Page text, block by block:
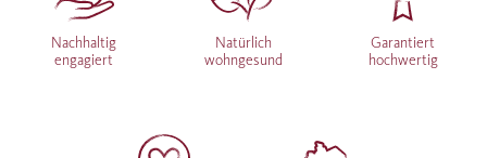
Nachhaltig
engagiert
Natürlich
wohngesund
Garantiert
hochwertig